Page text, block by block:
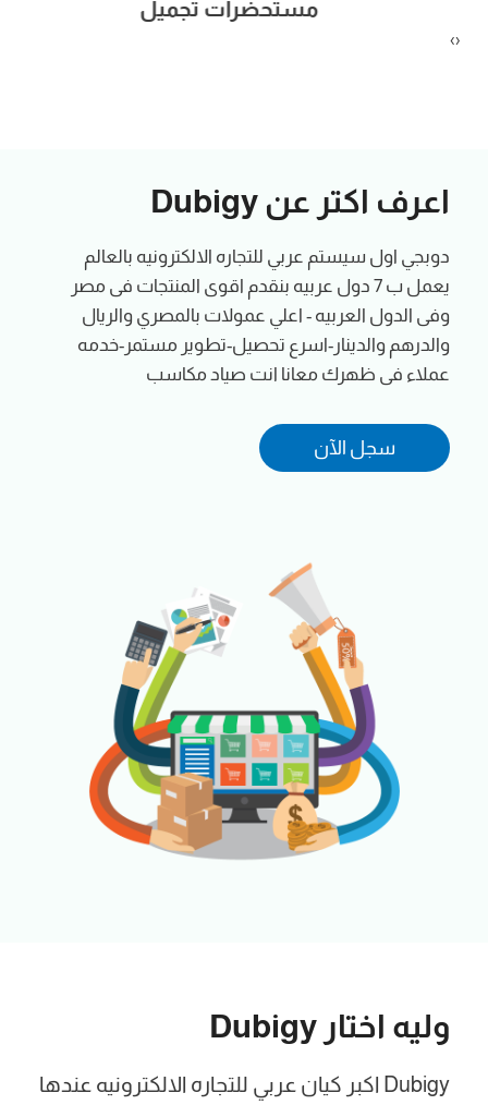
‹›
اعرف اكتر عن Dubigy
دوبجي اول سيستم عربي للتجاره الالكترونيه بالعالم
يعمل ب 7 دول عربيه بنقدم اقوى المنتجات فى مصر
وفى الدول العربيه - اعلي عمولات بالمصري والريال
والدرهم والدينار-اسرع تحصيل-تطوير مستمر-خدمه
عملاء فى ظهرك معانا انت صياد مكاسب
سجل الآن
وليه اختار Dubigy
Dubigy اكبر كيان عربي للتجاره الالكترونيه عندها